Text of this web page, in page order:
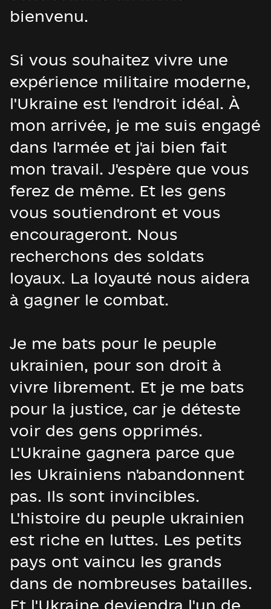
bienvenu.
Si vous souhaitez vivre une
expérience militaire moderne,
l'Ukraine est l'endroit idéal. À
mon arrivée, je me suis engagé
dans l'armée et j'ai bien fait
mon travail. J'espère que vous
ferez de même. Et les gens
vous soutiendront et vous
encourageront. Nous
recherchons des soldats
loyaux. La loyauté nous aidera
à gagner le combat.
Je me bats pour le peuple
ukrainien, pour son droit à
vivre librement. Et je me bats
pour la justice, car je déteste
voir des gens opprimés.
L'Ukraine gagnera parce que
les Ukrainiens n'abandonnent
pas. Ils sont invincibles.
L'histoire du peuple ukrainien
est riche en luttes. Les petits
pays ont vaincu les grands
dans de nombreuses batailles.
Et l'Ukraine deviendra l'un de